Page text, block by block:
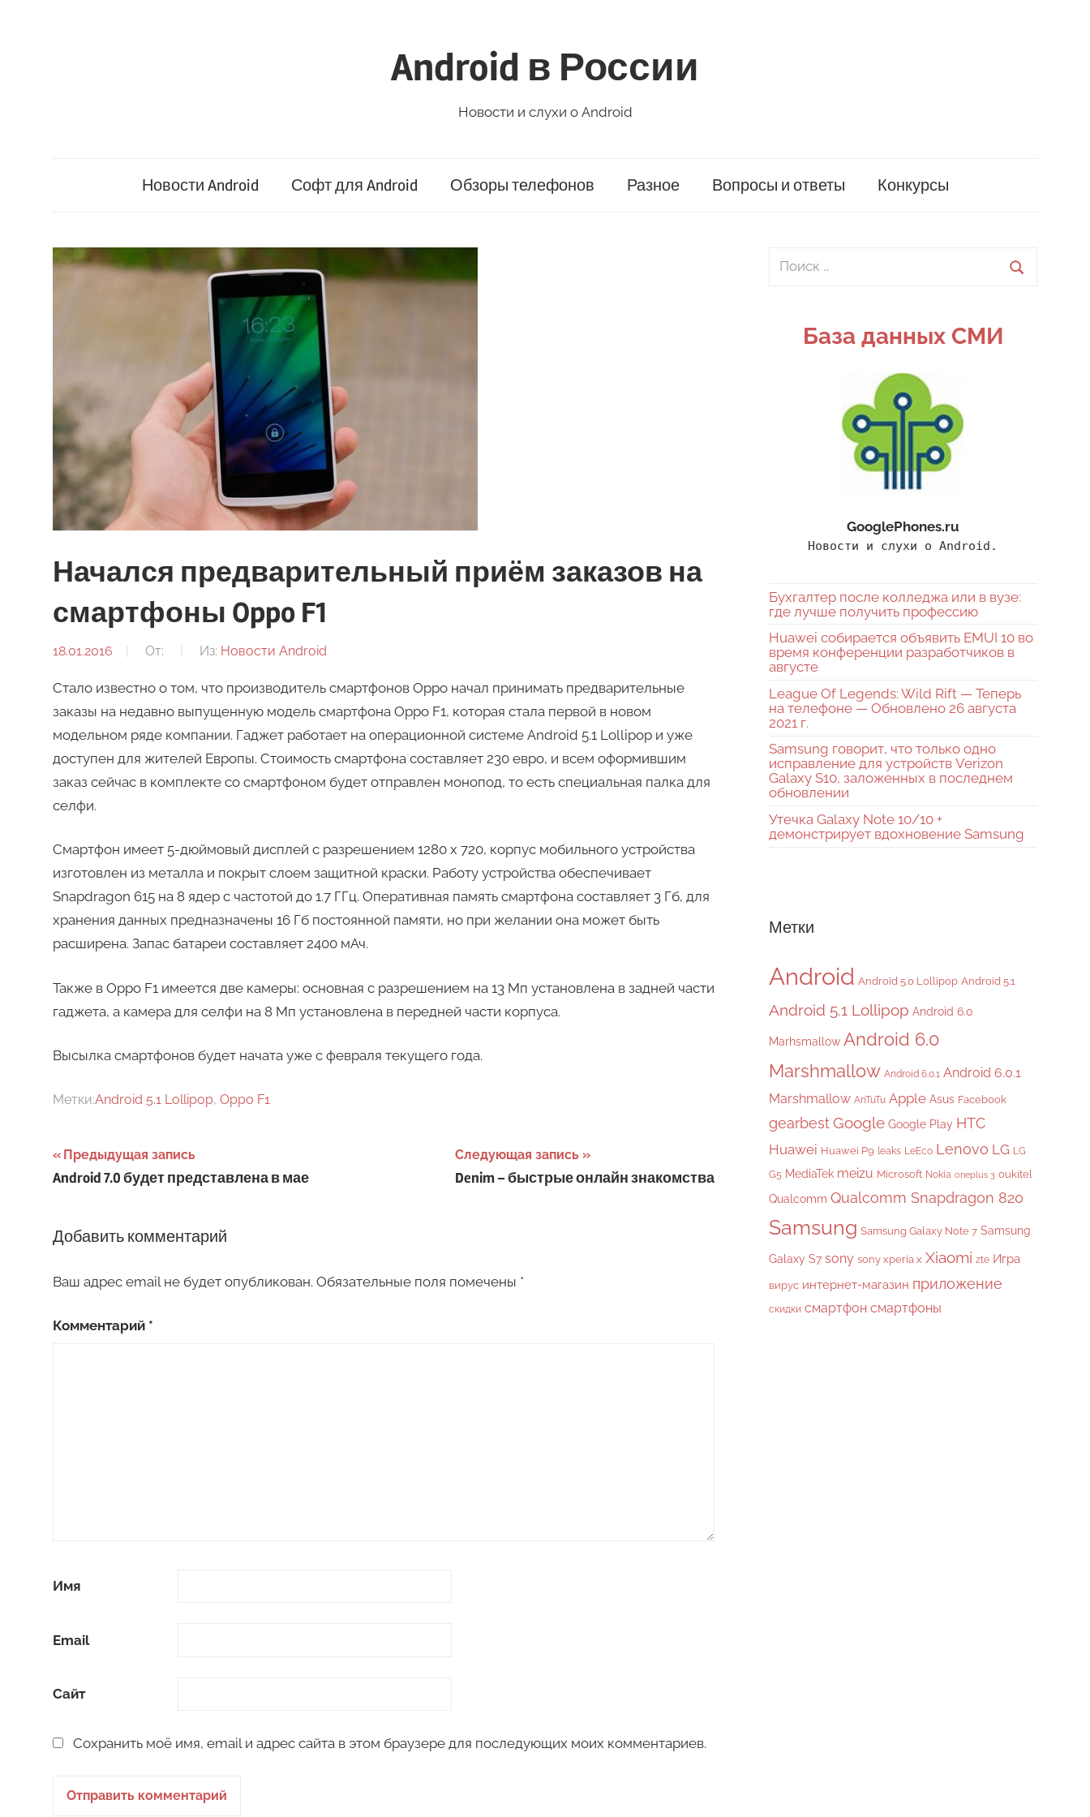
Android в России
Новости и слухи о Android
Новости Android Софт для Android Обзоры телефонов Разное Вопросы и ответы Конкурсы
Начался предварительный приём заказов на
смартфоны Oppo F1
18.01.2016 От: Из: Новости Android
Стало известно о том, что производитель смартфонов Oppo начал принимать предварительные
заказы на недавно выпущенную модель смартфона Oppo F1, которая стала первой в новом
модельном ряде компании. Гаджет работает на операционной системе Android 5.1 Lollipop и уже
доступен для жителей Европы. Стоимость смартфона составляет 230 евро, и всем оформившим
заказ сейчас в комплекте со смартфоном будет отправлен монопод, то есть специальная палка для
селфи.
Смартфон имеет 5-дюймовый дисплей с разрешением 1280 х 720, корпус мобильного устройства
изготовлен из металла и покрыт слоем защитной краски. Работу устройства обеспечивает
Snapdragon 615 на 8 ядер с частотой до 1.7 ГГц. Оперативная память смартфона составляет 3 Гб, для
хранения данных предназначены 16 Гб постоянной памяти, но при желании она может быть
расширена. Запас батареи составляет 2400 мАч.
Также в Oppo F1 имеется две камеры: основная с разрешением на 13 Мп установлена в задней части
гаджета, а камера для селфи на 8 Мп установлена в передней части корпуса.
Высылка смартфонов будет начата уже с февраля текущего года.
Метки:Android 5.1 Lollipop, Oppo F1
Навигация
по
Предыдущая запись
Android 7.0 будет представлена в мае
Следующая запись
Denim – быстрые онлайн знакомства
Добавить комментарий
Ваш адрес email не будет опубликован. Обязательные поля помечены *
Комментарий *
Имя
Email
Сайт
Сохранить моё имя, email и адрес сайта в этом браузере для последующих моих комментариев.
Поиск
База данных СМИ
GooglePhones.ru
Новости и слухи о Android.
Бухгалтер после колледжа или в вузе:
где лучше получить профессию
Huawei собирается объявить EMUI 10 во
время конференции разработчиков в
августе
League Of Legends: Wild Rift — Теперь
на телефоне — Обновлено 26 августа
2021 г.
Samsung говорит, что только одно
исправление для устройств Verizon
Galaxy S10, заложенных в последнем
обновлении
Утечка Galaxy Note 10/10 +
демонстрирует вдохновение Samsung
Метки
Android Android 5.0 Lollipop Android 5.1
Android 5.1 Lollipop Android 6.0
Marhsmallow Android 6.0
Marshmallow Android 6.0.1 Android 6.0.1
Marshmallow AnTuTu Apple Asus Facebook
gearbestGoogle Google Play HTC
Huawei Huawei P9 leaks LeEco Lenovo LG LG
G5 MediaTek meizu Microsoft Nokia oneplus 3 oukitel
Qualcomm Qualcomm Snapdragon 820
Samsung Samsung Galaxy Note 7 Samsung
Galaxy S7 sony sony xperia x Xiaomi zte Игра
вирус интернет-магазин приложение
скидки смартфон смартфоны